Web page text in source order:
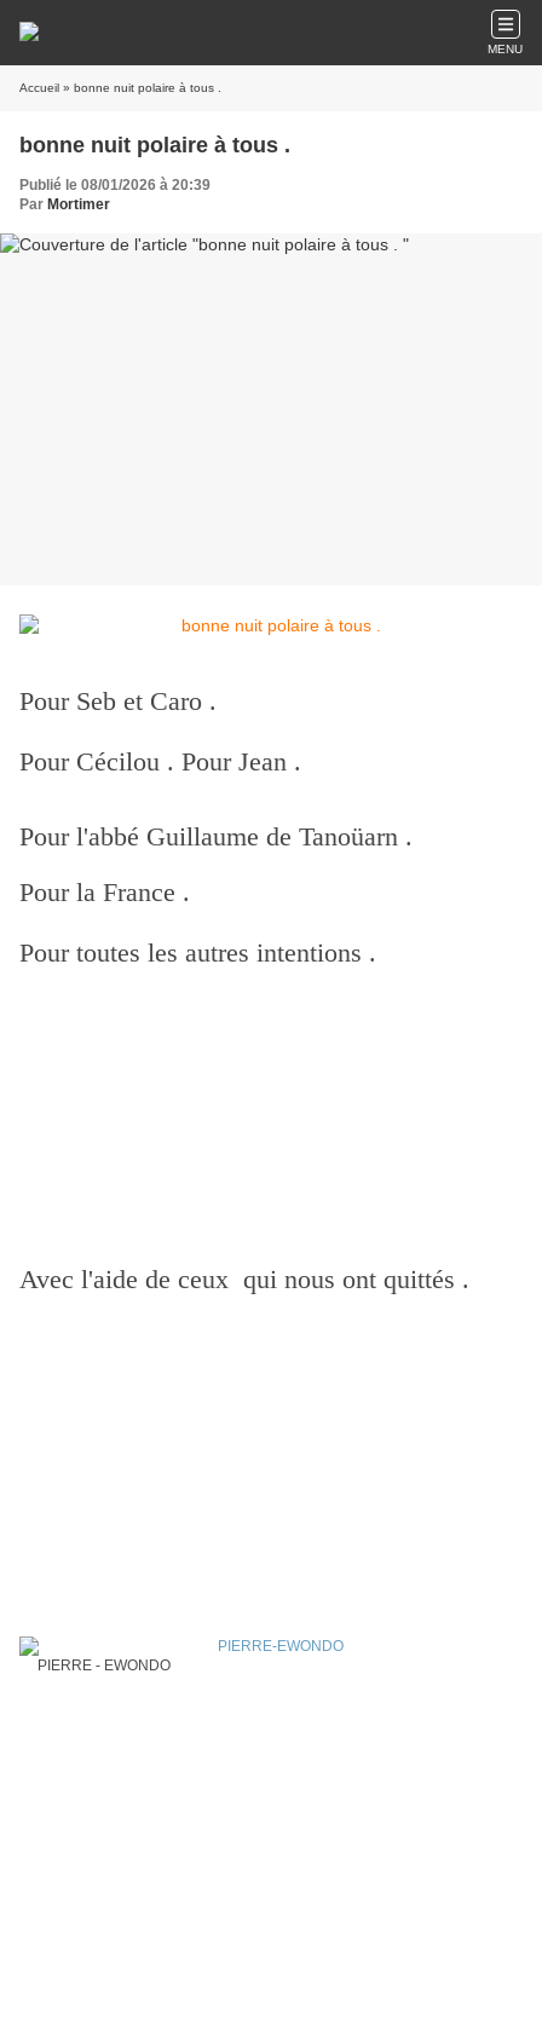
MENU
Accueil » bonne nuit polaire à tous .
bonne nuit polaire à tous .
Publié le 08/01/2026 à 20:39
Par Mortimer
Pour Seb et Caro .
Pour Cécilou . Pour Jean .
Pour l'abbé Guillaume de Tanoüarn .
Pour la France .
Pour toutes les autres intentions .
Avec l'aide de ceux qui nous ont quittés .
PIERRE - EWONDO